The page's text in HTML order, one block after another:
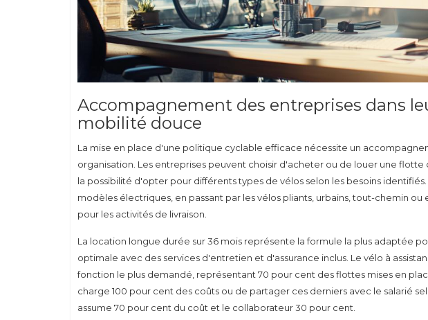
Accompagnement des entreprises dans
mobilité douce
La mise en place d'une politique cyclable efficace nécessite un
organisation. Les entreprises peuvent choisir d'acheter ou de louer une
la possibilité d'opter pour différents types de vélos selon les besoins
modèles électriques, en passant par les vélos pliants, urbains, tout-chemin
pour les activités de livraison.
La location longue durée sur 36 mois représente la formule la plus adaptée
optimale avec des services d'entretien et d'assurance inclus. Le vélo à
fonction le plus demandé, représentant 70 pour cent des flottes mises en
charge 100 pour cent des coûts ou de partager ces derniers avec le salarié
assume 70 pour cent du coût et le collaborateur 30 pour cent.